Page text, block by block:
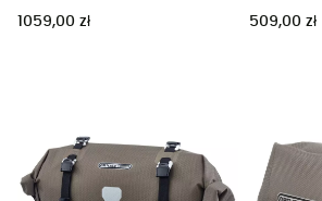
1059,00 zł 509,00 zł